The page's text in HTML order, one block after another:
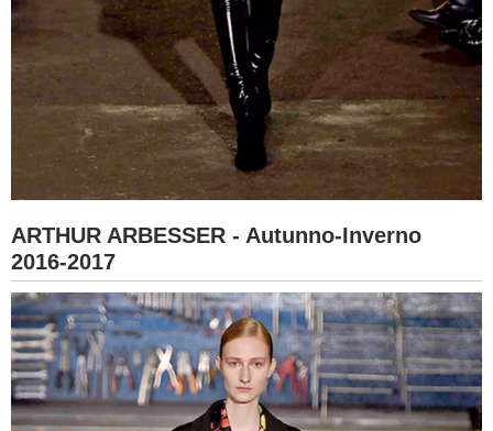
ARTHUR ARBESSER - Autunno-Inverno
2016-2017